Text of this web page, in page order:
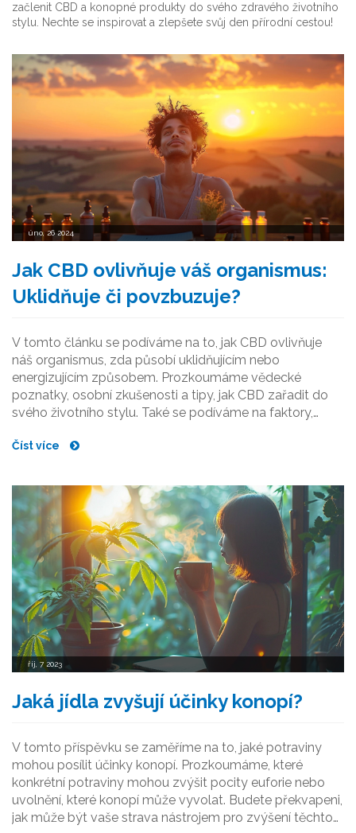
začlenit CBD a konopné produkty do svého zdravého životního
stylu. Nechte se inspirovat a zlepšete svůj den přírodní cestou!
úno, 26 2024
Jak CBD ovlivňuje váš organismus:
Uklidňuje či povzbuzuje?
V tomto článku se podíváme na to, jak CBD ovlivňuje
náš organismus, zda působí uklidňujícím nebo
energizujícím způsobem. Prozkoumáme vědecké
poznatky, osobní zkušenosti a tipy, jak CBD zařadit do
svého životního stylu. Také se podíváme na faktory,
CBD pro vaše potřeby.
Číst více
říj, 7 2023
Jaká jídla zvyšují účinky konopí?
V tomto příspěvku se zaměříme na to, jaké potraviny
mohou posílit účinky konopí. Prozkoumáme, které
konkrétní potraviny mohou zvýšit pocity euforie nebo
uvolnění, které konopí může vyvolat. Budete překvapeni,
jak může být vaše strava nástrojem pro zvýšení těchto